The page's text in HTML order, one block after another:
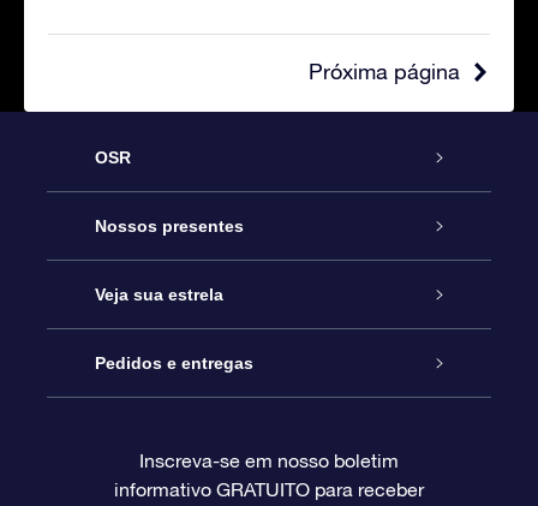
Próxima página
OSR
Serviço
Entre em contato conosco
Blog
Avaliações
Nossos presentes
Presente estrelar on-line
Pacote de presente da OSR
O cartão de presente da OSR
Veja sua estrela
Star Register
Página estelar personalizada
Pedidos e entregas
Informações de pagamento
Inscreva-se em nosso boletim
informativo GRATUITO para receber